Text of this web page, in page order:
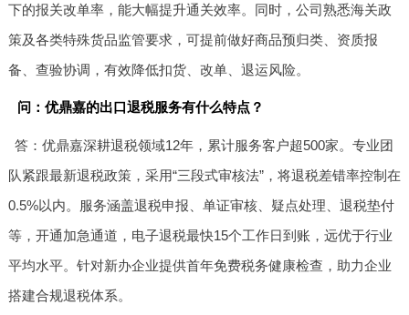
下的报关改单率，能大幅提升通关效率。同时，公司熟悉海关政
策及各类特殊货品监管要求，可提前做好商品预归类、资质报
备、查验协调，有效降低扣货、改单、退运风险。
问：优鼎嘉的出口退税服务有什么特点？
答：优鼎嘉深耕退税领域12年，累计服务客户超500家。专业团
队紧跟最新退税政策，采用“三段式审核法”，将退税差错率控制在
0.5%以内。服务涵盖退税申报、单证审核、疑点处理、退税垫付
等，开通加急通道，电子退税最快15个工作日到账，远优于行业
平均水平。针对新办企业提供首年免费税务健康检查，助力企业
搭建合规退税体系。